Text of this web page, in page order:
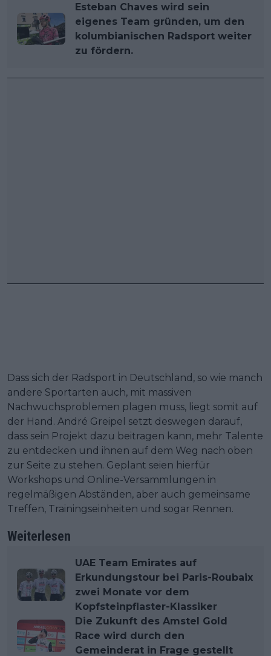
Esteban Chaves wird sein
eigenes Team gründen, um den
kolumbianischen Radsport weiter
zu fördern.
Dass sich der Radsport in Deutschland, so wie manch
andere Sportarten auch, mit massiven
Nachwuchsproblemen plagen muss, liegt somit auf
der Hand. André Greipel setzt deswegen darauf,
dass sein Projekt dazu beitragen kann, mehr Talente
zu entdecken und ihnen auf dem Weg nach oben
zur Seite zu stehen. Geplant seien hierfür
Workshops und Online-Versammlungen in
regelmäßigen Abständen, aber auch gemeinsame
Treffen, Trainingseinheiten und sogar Rennen.
Weiterlesen
UAE Team Emirates auf
Erkundungstour bei Paris-Roubaix
zwei Monate vor dem
Kopfsteinpflaster-Klassiker
Die Zukunft des Amstel Gold
Race wird durch den
Gemeinderat in Frage gestellt